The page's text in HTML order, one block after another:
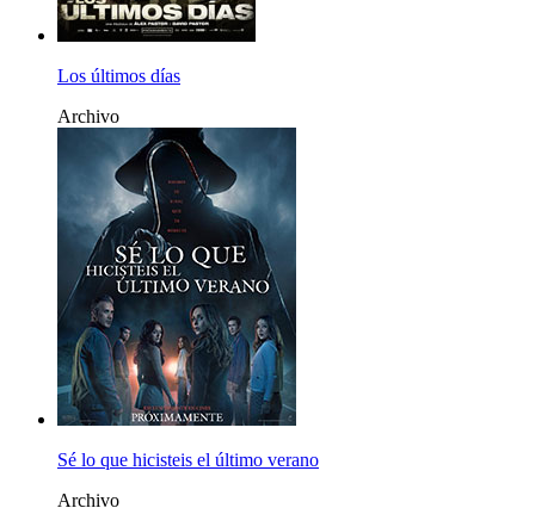
Los últimos días
Archivo
Sé lo que hicisteis el último verano
Archivo